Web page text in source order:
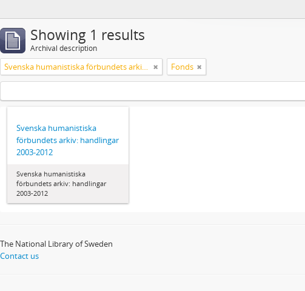
Showing 1 results
Archival description
Svenska humanistiska förbundets arkiv: handlingar 2003-2012 Fonds
Svenska humanistiska
förbundets arkiv: handlingar
2003-2012
Svenska humanistiska
förbundets arkiv: handlingar
2003-2012
The National Library of Sweden
Contact us